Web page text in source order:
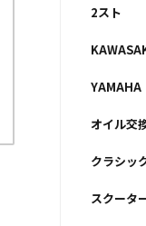
2スト
YAMAHA
オイル交
クラシッ
スクータ